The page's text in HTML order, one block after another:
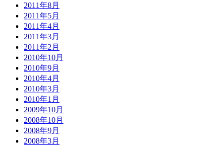
2011年8月
2011年5月
2011年4月
2011年3月
2011年2月
2010年10月
2010年9月
2010年4月
2010年3月
2010年1月
2009年10月
2008年10月
2008年9月
2008年3月